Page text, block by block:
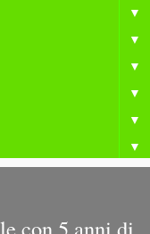
▼
▼
▼
▼
▼
▼